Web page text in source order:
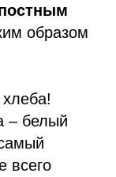
образом
– белый
всего